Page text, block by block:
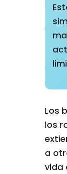
Los
los
a
vida